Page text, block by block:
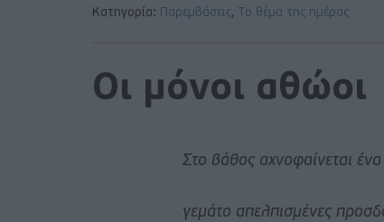
Κατηγορία: Παρεμβάσεις, Το θέμα της ημέρας
Οι μόνοι αθώοι
Στο βάθος αχνοφαίνεται
γεμάτο απελπισμένες